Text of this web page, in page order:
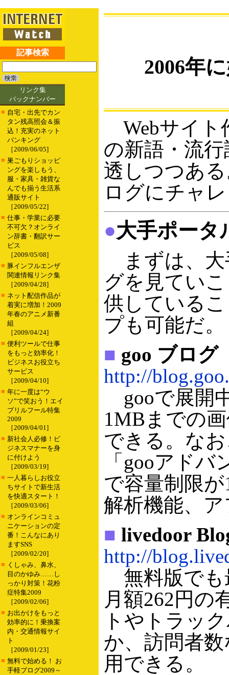
記事検索
リンク集
バックナンバー
■ 自宅・出先でカン
タン残高照会＆振
込！充実のネット
バンキング
［2009/06/05]
■ 巣ごもりショッピ
ングを楽しもう、
服・家具・雑貨な
んでも揃う生活系
通販サイト
［2009/05/22]
■ 仕事・学業に必要
不可欠？オンライ
ン辞書・翻訳サー
ビス
［2009/05/08]
■ 豚インフルエンザ
関連情報リンク集
［2009/04/28]
■ ネット配信作品が
着実に増加！2009
年春のアニメ新番
組
［2009/04/24]
■ 便利ツールで仕事
をもっと効率化！
ビジネスお役立ち
サービス
［2009/04/10]
■ 年に一度は“ウ
ソ”で笑おう！エイ
プリルフール特集
2009
［2009/04/01]
■ 新社会人必修！ビ
ジネスマナーを身
に付けよう
［2009/03/19]
■ 一人暮らしお役立
ちサイトで新生活
を快適スタート！
［2009/03/06]
■ オンラインコミュ
ニケーションの定
番！こんなにあり
ますSNS
［2009/02/20]
■ くしゃみ、鼻水、
目のかゆみ……し
っかり対策！花粉
症特集2009
［2009/02/06]
■ お出かけをもっと
効率的に！乗換案
内・交通情報サイ
ト
［2009/01/23]
■ 無料で始める！ お
手軽ブログ2009～
2006年
Webサイト
の新語・流
透しつつあ
ログにチャ
●大手ポータ
まずは、大
グを見てい
供している
プも可能だ。
■ goo ブログ
http://
gooで展開
1MBまでの
できる。な
「gooアド
で容量制限
解析機能、
■ livedoor
http://
無料版でも
月額262円の
トやトラッ
か、訪問者
用できる。